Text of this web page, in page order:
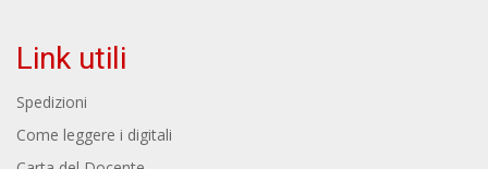
Link utili
Spedizioni
Come leggere i digitali